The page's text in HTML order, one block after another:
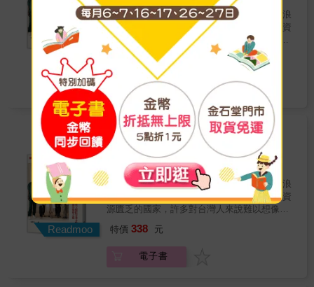
代下，民眾對醫療服務資訊的需求，以增進醫
療服務人員、關心醫療服務者，對醫病關係滿
意度方面的努力與共識，建立起醫病合作與協
調的健康關係。 各界好評 （依姓氏筆畫排序）
數位行銷已是全球不可擋的趨勢，包括白色巨
塔都逃離不過數位的風暴，提早認知和運用才
能出奇制勝。本書為醫療人員開啟一扇打開知
名度，翻轉未來的窗，值得閱讀。――丁菱
娟．世紀奧美公關創辦人 科技浪潮席捲下的醫
療產業將產生變化。本書突破過去傳統行銷學
的窠臼，結合資通訊科技的趨勢，突破傳統思
維，在無垠的網路世界中剖析各種行銷模式與
可能性，理論與實用兼具，個人極力推薦。
――高浩雲．高雄醫學大學醫務管理暨醫療資
訊學系副教授兼系主任 當你能掌控完整的自媒
體，擁有清晰的社群傳播策略，就握有強大的
話語權！話語權的競爭時代即將到來，你是否
必修課，更是每位專業醫護人員的鍍金術！
金石堂
人生，因挑戰而精采 援外醫療從來不是一件浪
漫的事。 布吉納法索，一個地處西非、醫療資
源匱乏的國家，許多對台灣人來說難以想像的
事情，都在當地真實發生。高明的醫師、先進
的醫療器材，在當地都很可能變得「英雄無用
武之地」。 獻身非洲三十餘年的義大利援外專
家西羅利（Ernesto Sirolli）直言，全球的援外
計畫，許多都是以失敗收場，因為許多援外計
畫未曾事先聆聽當地需求、不去深入問題緣
由，便一廂情願地以自己的方式扮演「救世
主」。 援助者很容易以「家長」或「恩人」的
身分自居，完全忘了自己應該先設身處地，去
體會、明白對方的處境，才能找到真正有益於
解決當地問題的方法。 在全球最貧窮的國家，
醫藥費對當地民眾來說，可能是沉重的負擔，
因此，醫師在開藥前，必須多思索幾回：這家
人會不會為了支付醫藥費，而得犧牲孩子的學
費，或賤賣家中牲口？會不會病醫好了，家卻
患，必須到幾百公里外的首都大醫院，才能深
入檢查、獲得治療，可是他們卻似乎沒有能力
特價 306 元
電子書
Readmoo
【電子書】醫路向西非
陳建豪、王馨儀
遠見雜誌社出版
2018/10/15 出版
人生，因挑戰而精采 援外醫療從來不是一件浪
漫的事。 布吉納法索，一個地處西非、醫療資
源匱乏的國家，許多對台灣人來說難以想像的
的醫療器材，在當地都很可能變得「英雄無用
家西羅利（Ernesto Sirolli）直言，全球的援外
特價 338 元
電子書